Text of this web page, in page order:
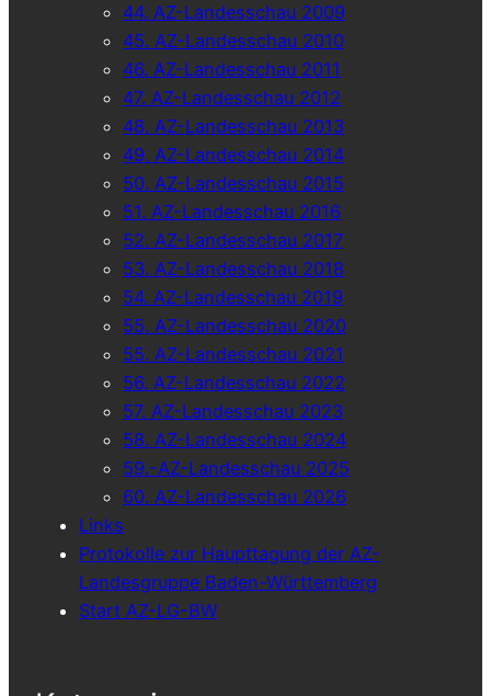
44. AZ-Landesschau 2009
45. AZ-Landesschau 2010
46. AZ-Landesschau 2011
47. AZ-Landesschau 2012
48. AZ-Landesschau 2013
49. AZ-Landesschau 2014
50. AZ-Landesschau 2015
51. AZ-Landesschau 2016
52. AZ-Landesschau 2017
53. AZ-Landesschau 2018
54. AZ-Landesschau 2019
55. AZ-Landesschau 2020
55. AZ-Landesschau 2021
56. AZ-Landesschau 2022
57. AZ-Landesschau 2023
58. AZ-Landesschau 2024
59.-AZ-Landesschau 2025
60. AZ-Landesschau 2026
Links
Protokolle zur Haupttagung der AZ-
Landesgruppe Baden-Württemberg
Start AZ-LG-BW